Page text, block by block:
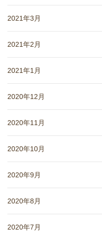
2021年3月
2021年2月
2021年1月
2020年12月
2020年11月
2020年10月
2020年9月
2020年8月
2020年7月